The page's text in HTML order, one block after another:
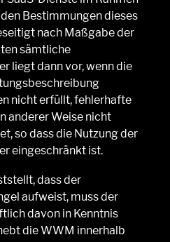
Bestimmungen dieses
nach Maßgabe der
sämtliche
liegt dann vor, wenn die
nicht erfüllt, fehlerhafte
anderer Weise nicht
so dass die Nutzung der
eingeschränkt ist.
, dass der
aufweist, muss der
davon in Kenntnis
die WWM innerhalb